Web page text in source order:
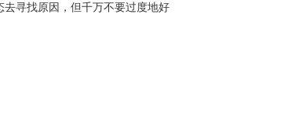
寻找原因，但千万不要过度地好